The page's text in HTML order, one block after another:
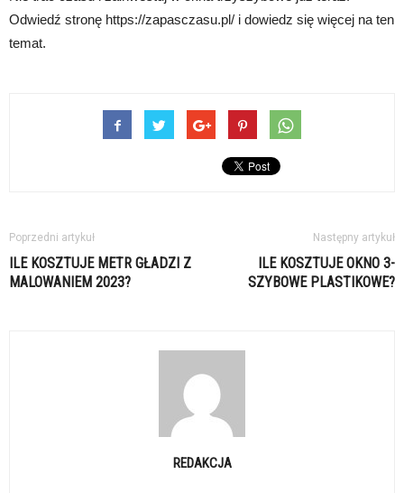
Odwiedź stronę https://zapasczasu.pl/ i dowiedz się więcej na ten
temat.
Poprzedni artykuł
ILE KOSZTUJE METR GŁADZI Z
MALOWANIEM 2023?
Następny artykuł
ILE KOSZTUJE OKNO 3-
SZYBOWE PLASTIKOWE?
REDAKCJA